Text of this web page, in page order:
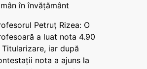
în învățământ
Petruț Rizea: O
a luat nota 4.90
Titularizare, iar după
nota a ajuns la